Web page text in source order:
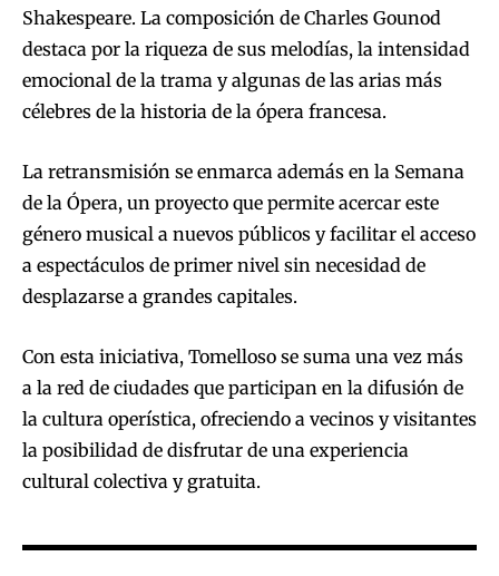
Shakespeare. La composición de Charles Gounod
destaca por la riqueza de sus melodías, la intensidad
emocional de la trama y algunas de las arias más
célebres de la historia de la ópera francesa.
La retransmisión se enmarca además en la Semana
de la Ópera, un proyecto que permite acercar este
género musical a nuevos públicos y facilitar el acceso
a espectáculos de primer nivel sin necesidad de
desplazarse a grandes capitales.
Con esta iniciativa, Tomelloso se suma una vez más
a la red de ciudades que participan en la difusión de
la cultura operística, ofreciendo a vecinos y visitantes
la posibilidad de disfrutar de una experiencia
cultural colectiva y gratuita.